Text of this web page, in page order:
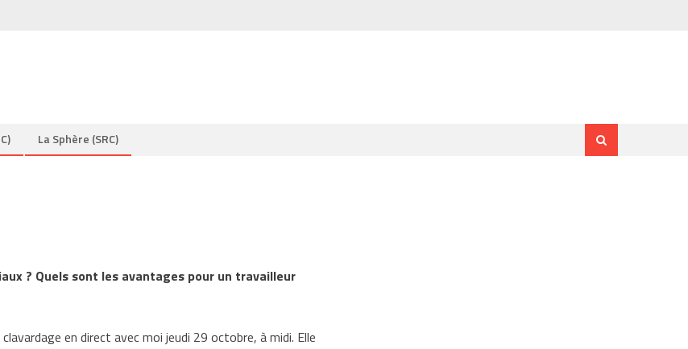
La Sphère (SRC)
? Quels sont les avantages pour un travailleur
en direct avec moi jeudi 29 octobre, à midi. Elle